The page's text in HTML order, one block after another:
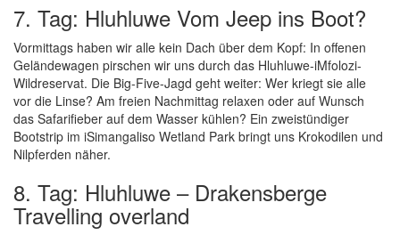
7. Tag: Hluhluwe Vom Jeep ins Boot?
Vormittags haben wir alle kein Dach über dem Kopf: In offenen
Geländewagen pirschen wir uns durch das Hluhluwe-iMfolozi-
Wildreservat. Die Big-Five-Jagd geht weiter: Wer kriegt sie alle
vor die Linse? Am freien Nachmittag relaxen oder auf Wunsch
das Safarifieber auf dem Wasser kühlen? Ein zweistündiger
Bootstrip im iSimangaliso Wetland Park bringt uns Krokodilen und
Nilpferden näher.
8. Tag: Hluhluwe – Drakensberge
Travelling overland